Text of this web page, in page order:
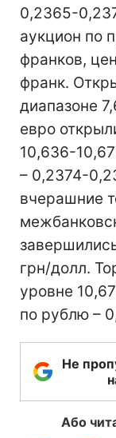
0,2365-
аукцион по
франков,
франк.
диапазоне
евро
10,636-
– 0,2374-
вчерашние
грн/долл.
уровне
по рублю –
Не
Або